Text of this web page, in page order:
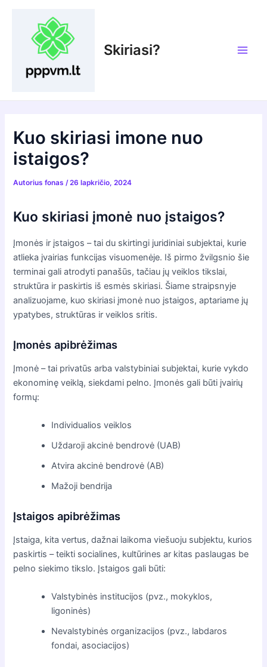
Skiriasi?
Kuo skiriasi imone nuo
istaigos?
Autorius fonas/26 lapkričio, 2024
Kuo skiriasi įmonė nuo įstaigos?
Įmonės ir įstaigos – tai du skirtingi juridiniai subjektai, kurie
atlieka įvairias funkcijas visuomenėje. Iš pirmo žvilgsnio šie
terminai gali atrodyti panašūs, tačiau jų veiklos tikslai,
struktūra ir paskirtis iš esmės skiriasi. Šiame straipsnyje
analizuojame, kuo skiriasi įmonė nuo įstaigos, aptariame jų
ypatybes, struktūras ir veiklos sritis.
Įmonės apibrėžimas
Įmonė – tai privatūs arba valstybiniai subjektai, kurie vykdo
ekonominę veiklą, siekdami pelno. Įmonės gali būti įvairių
formų:
Individualios veiklos
Uždaroji akcinė bendrovė (UAB)
Atvira akcinė bendrovė (AB)
Mažoji bendrija
Įstaigos apibrėžimas
Įstaiga, kita vertus, dažnai laikoma viešuoju subjektu, kurios
paskirtis – teikti socialines, kultūrines ar kitas paslaugas be
pelno siekimo tikslo. Įstaigos gali būti:
Valstybinės institucijos (pvz., mokyklos,
ligoninės)
Nevalstybinės organizacijos (pvz., labdaros
fondai, asociacijos)